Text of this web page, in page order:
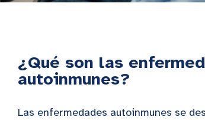
¿Qué son las
autoinmunes?
Las enfermedades autoinmunes se